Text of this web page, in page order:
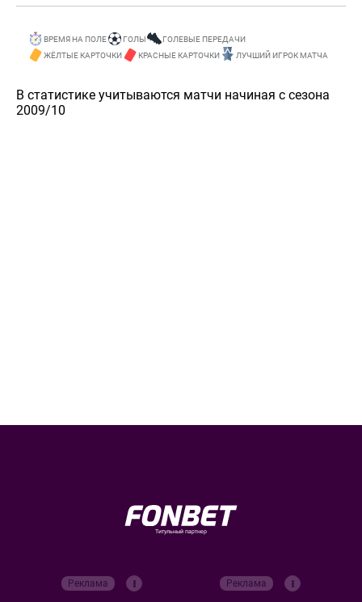
ВРЕМЯ НА ПОЛЕ ГОЛЫ
ГОЛЕВЫЕ ПЕРЕДАЧИ
ЖЁЛТЫЕ КАРТОЧКИ
КРАСНЫЕ КАРТОЧКИ ЛУЧШИЙ ИГРОК МАТЧА
В статистике учитываются матчи начиная с сезона
2009/10
Титульный партнер
Реклама Реклама